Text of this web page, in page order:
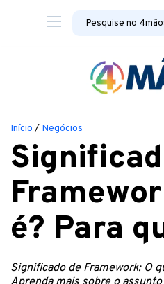
Início / Negócios
é? Para
Significado de Framework: O